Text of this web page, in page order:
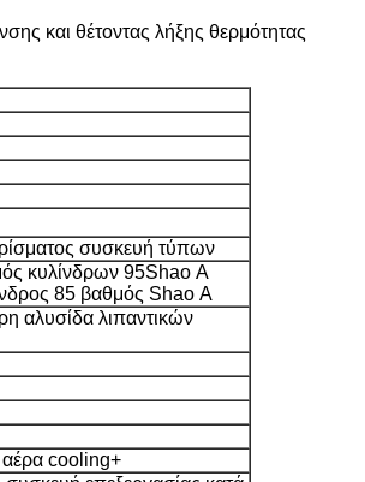
και θέτοντας λήξης θερμότητας
συσκευή τύπων
κυλίνδρων 95Shao Α
85 βαθμός Shao Α
αλυσίδα λιπαντικών
cooling+